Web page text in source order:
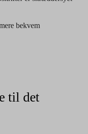
bekvem
til det